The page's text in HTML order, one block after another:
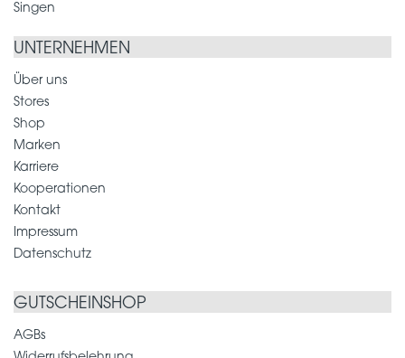
Singen
UNTERNEHMEN
Über uns
Stores
Shop
Marken
Karriere
Kooperationen
Kontakt
Impressum
Datenschutz
GUTSCHEINSHOP
AGBs